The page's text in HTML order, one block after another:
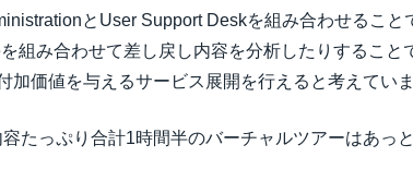
とUser Support Deskを組み合わせるこ
組み合わせて差し戻し内容を分析したりするこ
加価値を与えるサービス展開を行えると考えていま
たっぷり合計1時間半のバーチャルツアーはあっ